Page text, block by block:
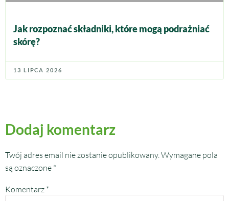
Jak rozpoznać składniki, które mogą podrażniać
skórę?
13 LIPCA 2026
Dodaj komentarz
Twój adres email nie zostanie opublikowany.Wymagane pola
są oznaczone *
Komentarz *